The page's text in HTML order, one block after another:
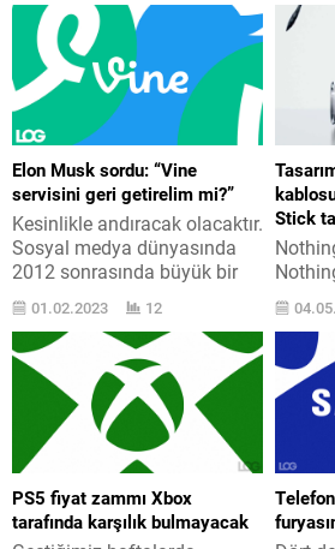
Elon Musk sordu: “Vine
servisini geri getirelim mi?”
Kesinlikle andıracak olacaktır.
Sosyal medya dünyasında
2012 sonrasında büyük bir
Vine furyası başlamıştı. Vine,
2012 senesinde heyetti, 2012
seneyi bitmeden Twitter
tarafından 30 milyon dolara
satın alındı ve 2016
senesinde Twitter tarafından
kapatıldı. 2015 senesinde
200 milyondan fazla faal
kullanıcısı olan servis, kısa
video paylaşımlarına imkânı
sunuyordu ve bir anda...
01.02.2023 12
Stick
Ear
PS5 fiyat zammı Xbox
tarafında karşılık bulmayacak